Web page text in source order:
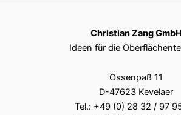
Christian Zang GmbH
Ideen für die
Ossenpaß 11
D-47623 Kevelaer
Tel.: +49 (0) 28 32 / 97